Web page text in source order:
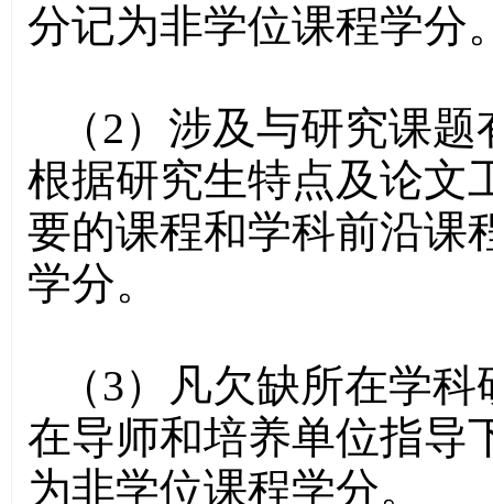
分记为非学位课程学分
（2）涉及与研究课
根据研究生特点及论文
要的课程和学科前沿课
学分。
（3）凡欠缺所在学
在导师和培养单位指导
为非学位课程学分。